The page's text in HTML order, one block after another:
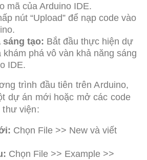
mã của Arduino IDE.
nút “Upload” để nạp code vào
sáng tạo: Bắt đầu thực hiện dự
khám phá vô vàn khả năng sáng
IDE.
trình đầu tiên trên Arduino,
dự án mới hoặc mở các code
thư viện:
Chọn File >> New và viết
Chọn File >> Example >>